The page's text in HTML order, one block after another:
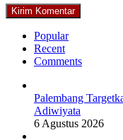
Popular
Recent
Comments
Palembang
Adiwiyata
6 Agustus 2026